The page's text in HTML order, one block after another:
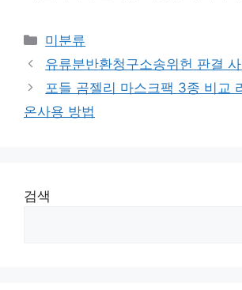
Categories
미분류
유류분반환청구소송위헌 판결
포들 곰젤리 마스크팩 3종 비교
온사용 방법
검색